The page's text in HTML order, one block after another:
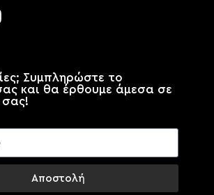
Συμπληρώστε το
και θα έρθουμε άμεσα σε
σας!
Αποστολή